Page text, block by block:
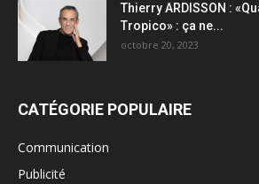
Thierry ARDISSON :
Tropico» : ça ne...
octobre 20, 2023
CATÉGORIE POPULAIRE
Communication
Publicité